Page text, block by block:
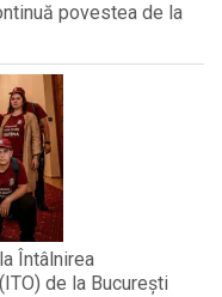
povestea de la
Întâlnirea
de la București